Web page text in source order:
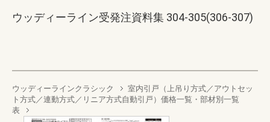
ウッディーライン受発注資料集 304-305(306-307)
ウッディーラインクラシック
室内引戸（上吊り方式／アウトセッ
ト方式／連動方式／リニア方式自動引戸）価格一覧・部材別一覧
表